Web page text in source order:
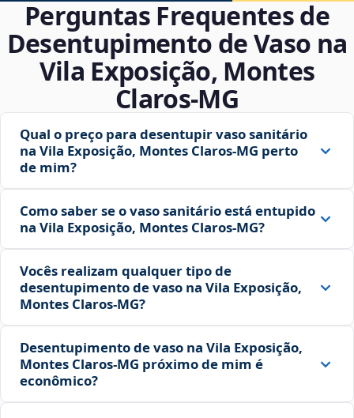
Perguntas Frequentes de
Desentupimento de Vaso na
Vila Exposição, Montes
Claros‑MG
Qual o preço para desentupir vaso sanitário
na Vila Exposição, Montes Claros‑MG perto
de mim?
Como saber se o vaso sanitário está entupido
na Vila Exposição, Montes Claros‑MG?
Vocês realizam qualquer tipo de
desentupimento de vaso na Vila Exposição,
Montes Claros‑MG?
Desentupimento de vaso na Vila Exposição,
Montes Claros‑MG próximo de mim é
econômico?